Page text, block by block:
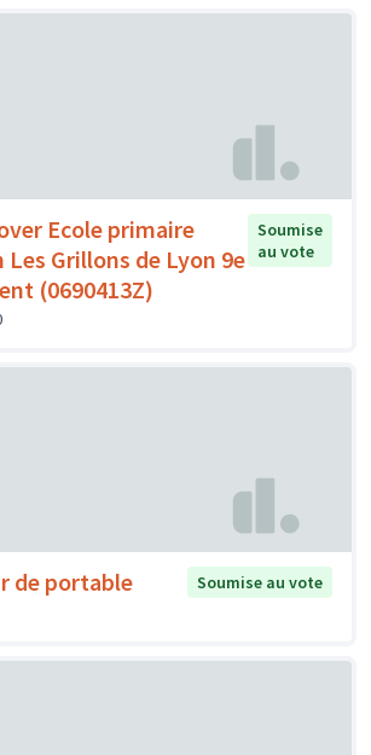
Ecole primaire
Grillons de Lyon 9e
(0690413Z)
Soumise
au vote
de portable
Soumise au vote